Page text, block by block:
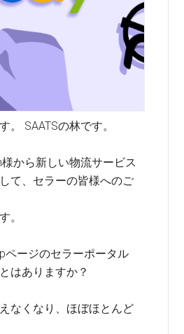
。 SAATSの林です。
から新しい物流サービス
て、セラーの皆様へのご
。
ページのセラーポータル
はありますか？
なくなり、ほぼほとんど